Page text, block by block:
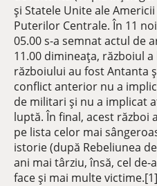
și Statele Unite ale
Puterilor Centrale. În 11
05.00 s-a semnat actul de
11.00 dimineața, războiul
războiului au fost Antanta
conflict anterior nu a
de militari și nu a implicat
luptă. În final, acest război
pe lista celor mai
istorie (după Rebeliunea
ani mai târziu, însă, cel de-
face și mai multe victime.[1]